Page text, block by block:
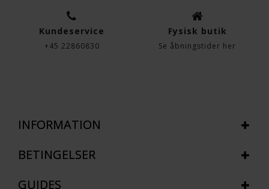
Kundeservice
+45 22860830
Fysisk butik
Se åbningstider her
INFORMATION
BETINGELSER
GUIDES